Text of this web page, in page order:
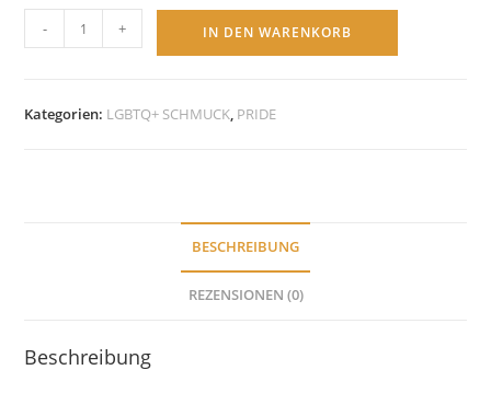
LGBTQ+
Pride
Anhänger
- + IN DEN WARENKORB
Kategorien: LGBTQ+ SCHMUCK, PRIDE
BESCHREIBUNG
REZENSIONEN (0)
Beschreibung